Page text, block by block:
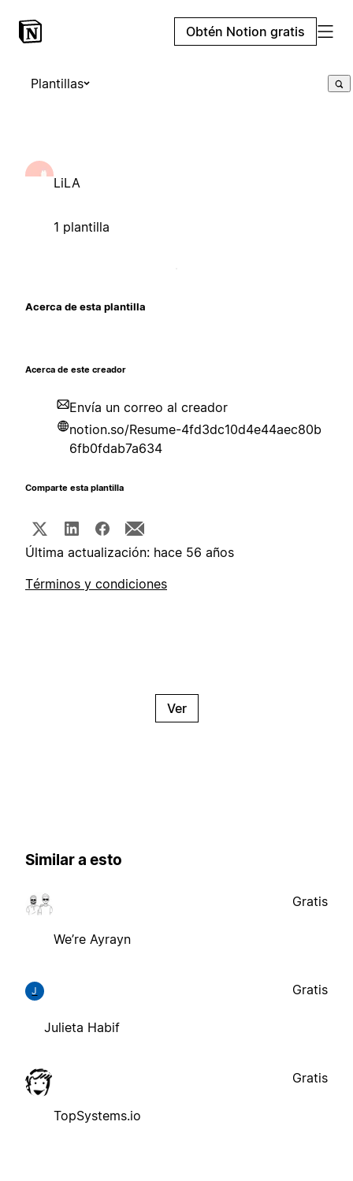
Obtén Notion gratis
Plantillas
LiLA
1 plantilla
Acerca de esta plantilla
Acerca de este creador
Envía un correo al creador
notion.so/Resume-4fd3dc10d4e44aec80b
6fb0fdab7a634
Comparte esta plantilla
Última actualización: hace 56 años
Términos y condiciones
Ver
Similar a esto
We’re Ayrayn
Gratis
J
Julieta Habif
Gratis
TopSystems.io
Gratis